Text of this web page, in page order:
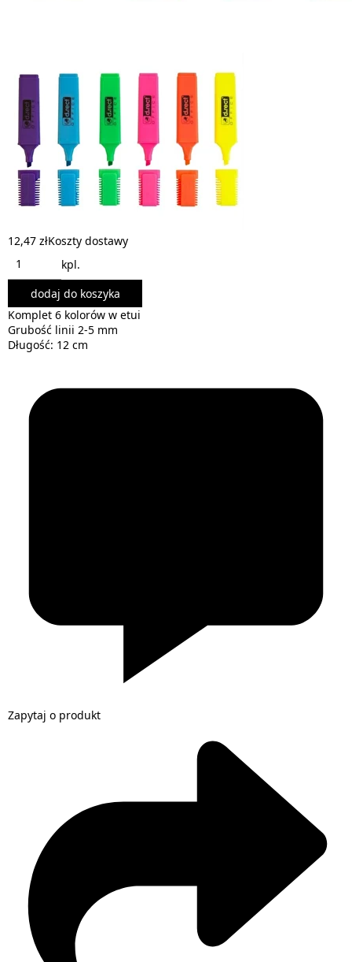
12,47 złKoszty dostawy
kpl.
dodaj do koszyka
Komplet 6 kolorów w etui
Grubość linii 2-5 mm
Długość: 12 cm
Zapytaj o produkt